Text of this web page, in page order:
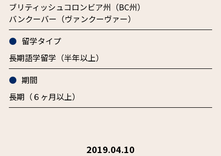
ブリティッシュコロンビア州（BC州）
バンクーバー（ヴァンクーヴァー）
留学タイプ
長期語学留学（半年以上）
期間
長期（６ヶ月以上）
2019.04.10